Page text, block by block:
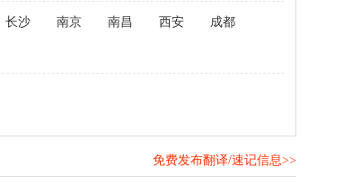
长沙 南京 南昌 西安 成都
免费发布翻译/速记信息>>